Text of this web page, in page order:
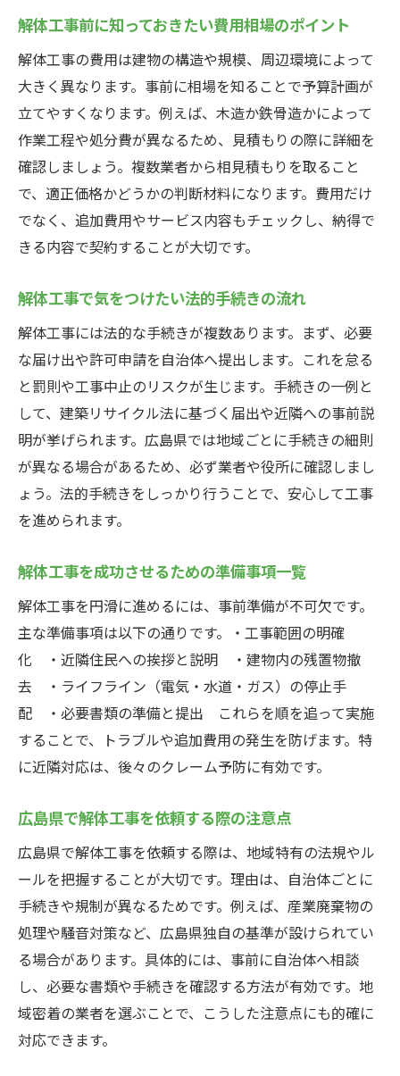
工事中の解体業者との円滑な連携方法
解体工事で事故やトラブルを防ぐ工夫
解体工事の届け出や許可が必要な理由とは
解体工事に不可欠な届け出と許可の基礎知
識
解体工事の許可申請で注意すべきポイント
届け出を怠った解体工事のリスクとは
解体工事業者に必要な登録簿の確認方法
法令遵守で安全な解体工事を進める秘訣
解体工事の許可や登録の審査手順を解説
解体工事の工法別メリットとデメリット
広島県で適切な解体工事業者を見極める視
点
解体工事で失敗しない見積もり比較の方法
解体工事の登録簿や許可確認の重要性
解体工事の経験豊富な業者を選ぶ基準
安全で納得できる解体工事への道筋
許可取得済み解体工事業者の特徴と安心感
解体工事の登録簿で注意すべき項目とは
無許可業者による解体工事トラブル事例
安心できる解体工事業者選びの判断基準
解体工事を依頼する際の許可証チェック法
安心して進めるために知るべき解体工事の流れ
解体工事の各工程で注意すべき点
解体工事の見積もりから完了までの手順
解体工事で業者と連携するときのコツ
解体工事後の片付けや手続きの流れ
安全な解体工事のためのスケジュール管理
解体工事前に知っておきたい費用相場のポイント
解体工事の費用は建物の構造や規模、周辺環境によって
大きく異なります。事前に相場を知ることで予算計画が
立てやすくなります。例えば、木造か鉄骨造かによって
作業工程や処分費が異なるため、見積もりの際に詳細を
確認しましょう。複数業者から相見積もりを取ること
で、適正価格かどうかの判断材料になります。費用だけ
でなく、追加費用やサービス内容もチェックし、納得で
きる内容で契約することが大切です。
解体工事で気をつけたい法的手続きの流れ
解体工事には法的な手続きが複数あります。まず、必要
な届け出や許可申請を自治体へ提出します。これを怠る
と罰則や工事中止のリスクが生じます。手続きの一例と
して、建築リサイクル法に基づく届出や近隣への事前説
明が挙げられます。広島県では地域ごとに手続きの細則
が異なる場合があるため、必ず業者や役所に確認しまし
ょう。法的手続きをしっかり行うことで、安心して工事
を進められます。
解体工事を成功させるための準備事項一覧
解体工事を円滑に進めるには、事前準備が不可欠です。
主な準備事項は以下の通りです。・工事範囲の明確
化 ・近隣住民への挨拶と説明 ・建物内の残置物撤
去 ・ライフライン（電気・水道・ガス）の停止手
配 ・必要書類の準備と提出 これらを順を追って実施
することで、トラブルや追加費用の発生を防げます。特
に近隣対応は、後々のクレーム予防に有効です。
広島県で解体工事を依頼する際の注意点
広島県で解体工事を依頼する際は、地域特有の法規やル
ールを把握することが大切です。理由は、自治体ごとに
手続きや規制が異なるためです。例えば、産業廃棄物の
処理や騒音対策など、広島県独自の基準が設けられてい
る場合があります。具体的には、事前に自治体へ相談
し、必要な書類や手続きを確認する方法が有効です。地
域密着の業者を選ぶことで、こうした注意点にも的確に
対応できます。